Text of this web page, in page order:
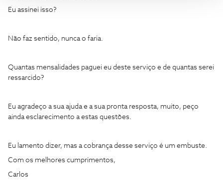
Eu assinei isso?
Não faz sentido, nunca o faria.
Quantas mensalidades paguei eu deste serviço e de quantas serei
ressarcido?
Eu agradeço a sua ajuda e a sua pronta resposta, muito, peço
ainda esclarecimento a estas questões.
Eu lamento dizer, mas a cobrança desse serviço é um embuste.
Com os melhores cumprimentos,
Carlos